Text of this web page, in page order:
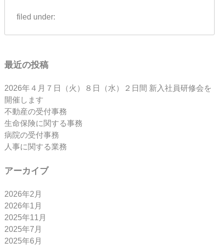
filed under:
最近の投稿
2026年４月７日（火）８日（水）２日間 新入社員研修会を
開催します
不動産の受付事務
生命保険に関する事務
病院の受付事務
人事に関する業務
アーカイブ
2026年2月
2026年1月
2025年11月
2025年7月
2025年6月